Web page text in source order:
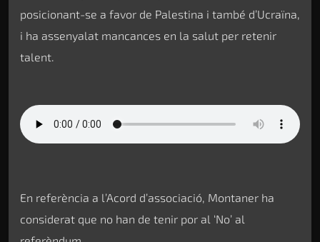
posicionant-se a favor de Palestina i també d’Ucraïna,
i ha assenyalat mancances en la salut per retenir
talent.
En referència a l’Acord d’associació, Montaner ha
considerat que no han de tenir por al ‘No’ al